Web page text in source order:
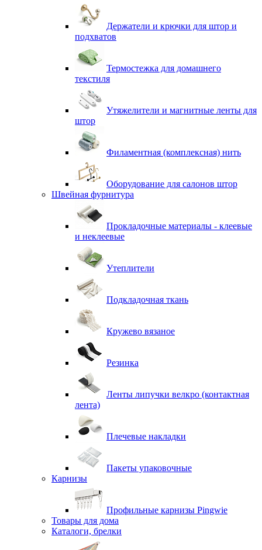
Держатели и крючки для штор и
подхватов
Термостежка для домашнего
текстиля
Утяжелители и магнитные ленты для
штор
Филаментная (комплексная) нить
Оборудование для салонов штор
Швейная фурнитура
Прокладочные материалы - клеевые
и неклеевые
Утеплители
Подкладочная ткань
Кружево вязаное
Резинка
Ленты липучки велкро (контактная
лента)
Плечевые накладки
Пакеты упаковочные
Карнизы
Профильные карнизы Pingwie
Товары для дома
Каталоги, брелки